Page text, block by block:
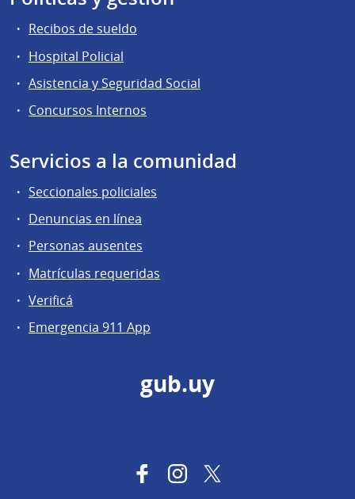
Recibos de sueldo
Hospital Policial
Asistencia y Seguridad Social
Concursos Internos
Servicios a la comunidad
Seccionales policiales
Denuncias en línea
Personas ausentes
Matrículas requeridas
Verificá
Emergencia 911 App
gub.uy
FacebookInstagram